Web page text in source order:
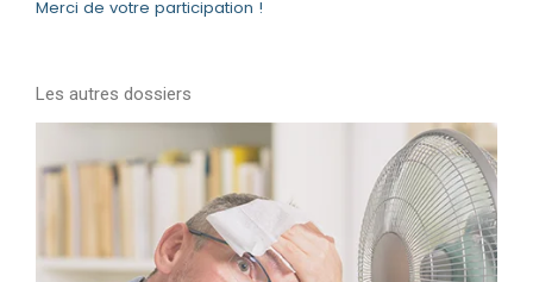
Merci de votre participation !
Les autres dossiers